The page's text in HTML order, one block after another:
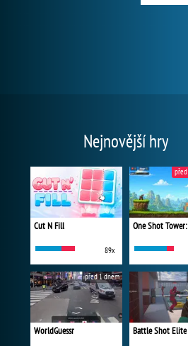
Nejnovější hry
Cut N Fill
89x
WorldGuessr
před 1 dnem
Battle Shot Elite